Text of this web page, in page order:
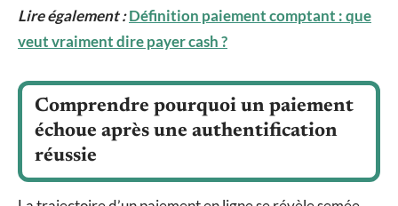
Lire également :Définition paiement comptant : que
veut vraiment dire payer cash ?
Comprendre pourquoi un paiement
échoue après une authentification
réussie